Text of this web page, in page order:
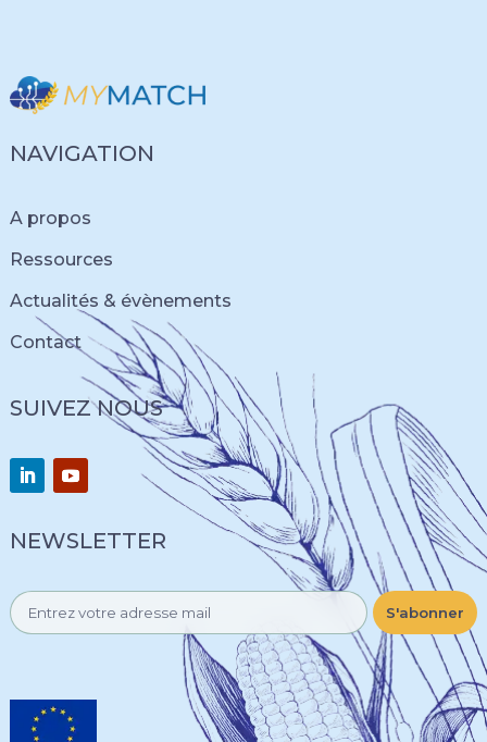
NAVIGATION
A propos
Ressources
Actualités & évènements
Contact
SUIVEZ NOUS
NEWSLETTER